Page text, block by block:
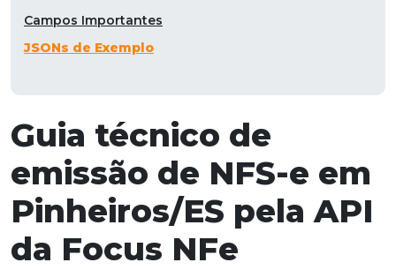
Guia técnico de
emissão de NFS-e em
Pinheiros/ES pela API
da Focus NFe
Campos Importantes
JSONs de Exemplo